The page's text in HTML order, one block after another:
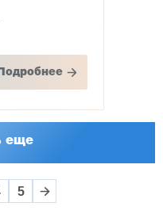
Подробнее
еще
5